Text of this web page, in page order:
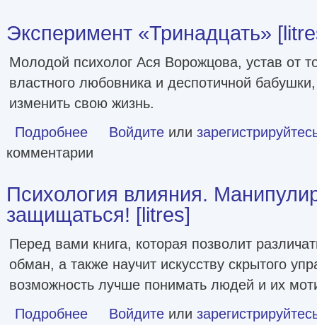
Эксперимент «Тринадцать»
Молодой психолог Ася Ворожцова, устав от
властного любовника и деспотичной
изменить свою жизнь.
Подробнее о Эксперимент «Тринадцать» [litres]
Войдите или
комментарии
Психология влияния.
защищаться! [litres]
Перед вами книга, которая позволит
обман, а также научит искусству скрытого
возможность лучше понимать людей и их
Подробнее о Психология влияния. Манипулировать – уметь и
Войдите или